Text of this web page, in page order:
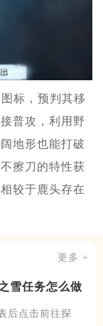
标，预判其移
普攻，利用野
地形也能打破
擦刀的特性获
较于鹿头存在
更多 +
雪任务怎么做
后点击前往探